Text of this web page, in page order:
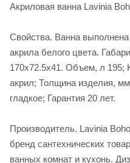
Акриловая ванна Lavinia
Свойства. Ванна выполнена
акрила белого цвета.
170х72.5х41. Объем, л 195;
акрил; Толщина изделия,
гладкое; Гарантия 20 лет.
Производитель. Lavinia
бренд сантехнических
ванных комнат и кухонь.